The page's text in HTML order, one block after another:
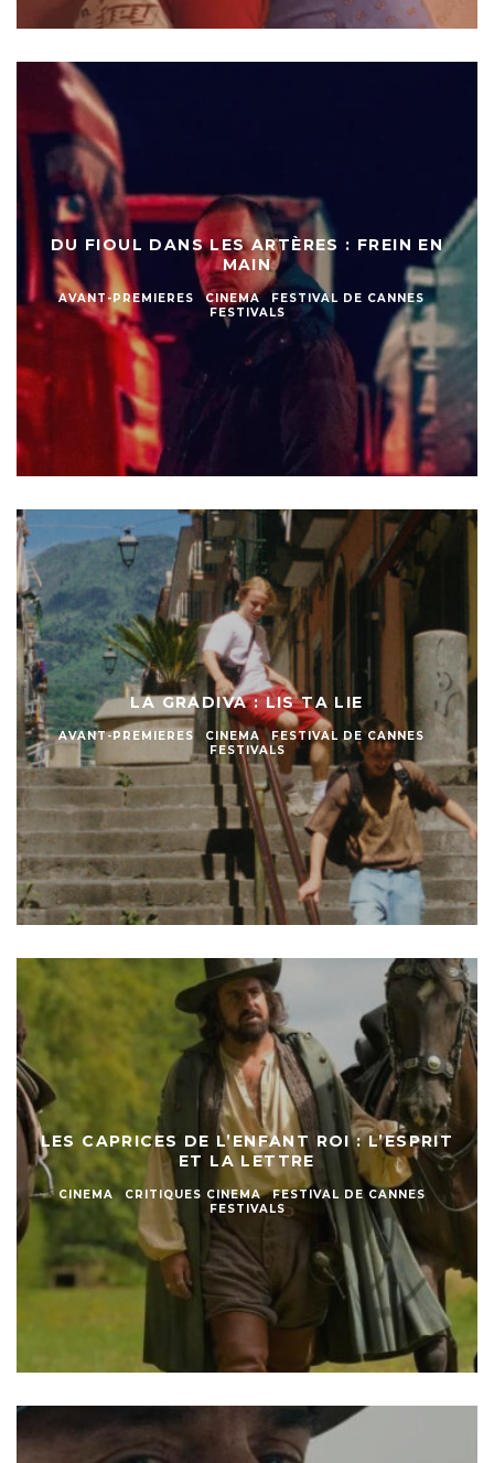
DU FIOUL DANS LES ARTÈRES : FREIN EN
MAIN
AVANT-PREMIERES CINEMA
FESTIVAL DE CANNES
FESTIVALS
LA GRADIVA : LIS TA LIE
AVANT-PREMIERES CINEMA
FESTIVAL DE CANNES
FESTIVALS
LES CAPRICES DE L’ENFANT ROI : L’ESPRIT
ET LA LETTRE
CINEMA CRITIQUES CINEMA
FESTIVAL DE CANNES
FESTIVALS